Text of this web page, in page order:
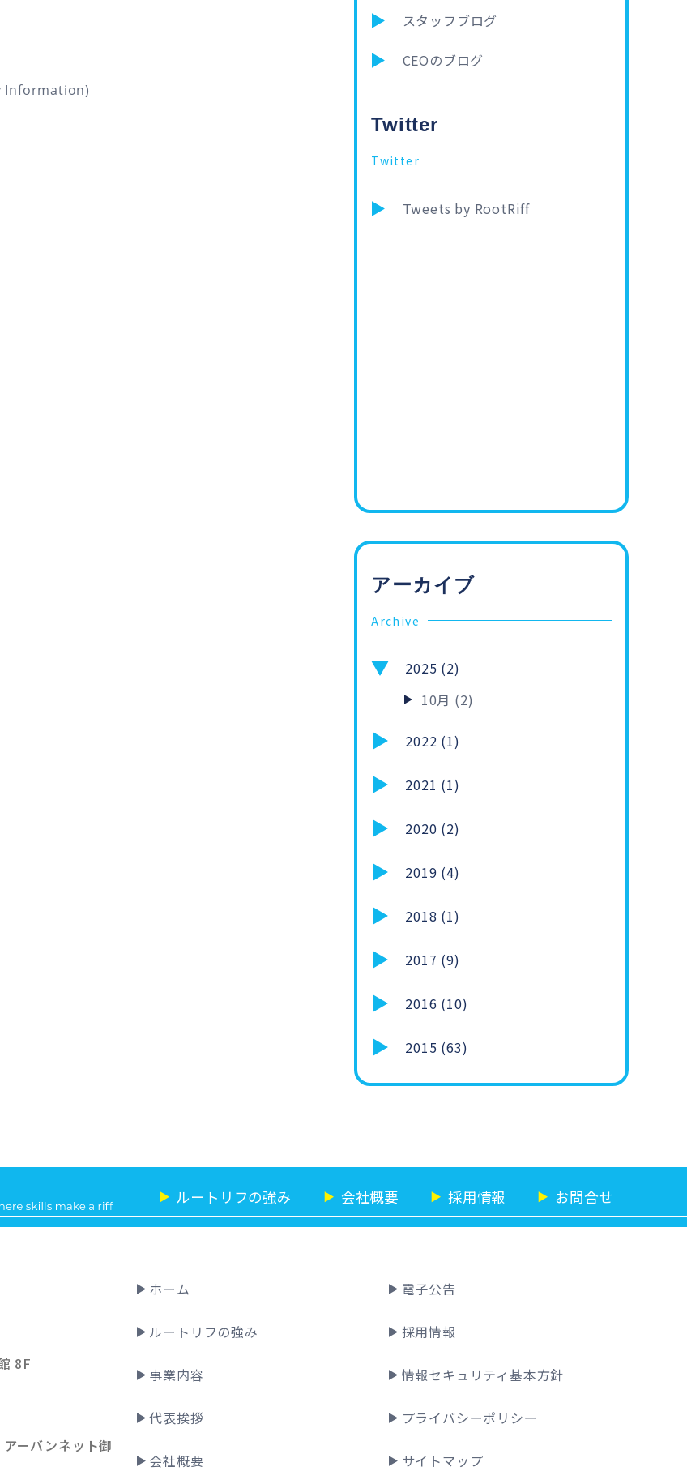
Information)
スタッフブログ
CEOのブログ
Twitter
Twitter
Tweets by RootRiff
アーカイブ
Archive
2025 (2)
10月 (2)
2022 (1)
2021 (1)
2020 (2)
2019 (4)
2018 (1)
2017 (9)
2016 (10)
2015 (63)
▶ ルートリフの強み ▶ 会社概要 ▶ 採用情報 ▶ お問合せ
8F
ーバンネット御
ホーム
ルートリフの強み
事業内容
代表挨拶
会社概要
電子公告
採用情報
情報セキュリティ基本方針
プライバシーポリシー
サイトマップ